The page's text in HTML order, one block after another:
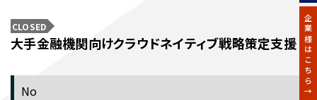
企業様はこちら↑
CLOSED
大手金融機関向けクラウドネイティブ戦略策定支援
No